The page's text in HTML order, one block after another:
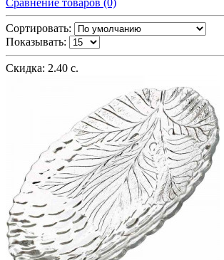
Сравнение товаров (0)
Сортировать:
Показывать:
Скидка: 2.40 с.